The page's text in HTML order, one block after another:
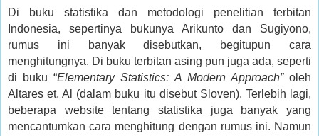
Di buku statistika dan metodologi penelitian terbitan
Indonesia, sepertinya bukunya Arikunto dan Sugiyono,
rumus ini banyak disebutkan, begitupun cara
menghitungnya. Di buku terbitan asing pun juga ada, seperti
di buku “Elementary Statistics: A Modern Approach”oleh
Altares et. Al (dalam buku itu disebut Sloven). Terlebih lagi,
beberapa website tentang statistika juga banyak yang
mencantumkan cara menghitung dengan rumus ini. Namun